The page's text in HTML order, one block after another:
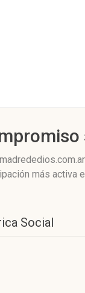
más activa
Social